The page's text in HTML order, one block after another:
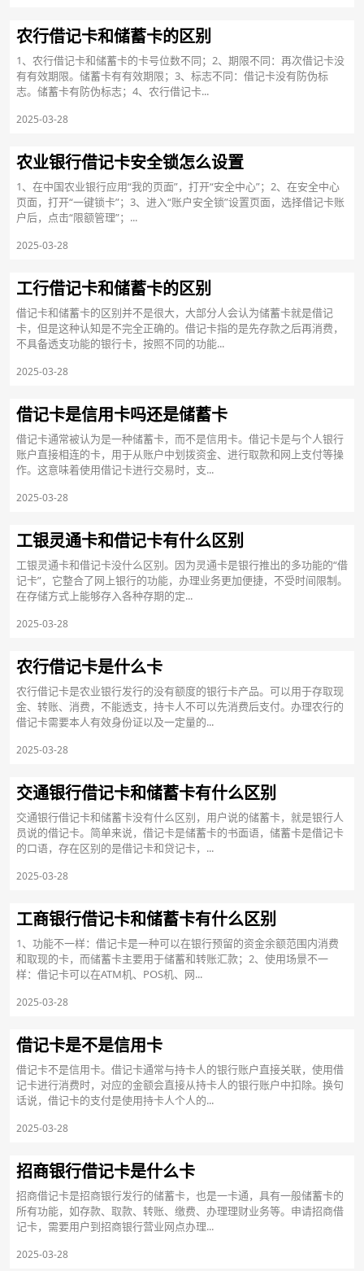
农行借记卡和储蓄卡的区别
1、农行借记卡和储蓄卡的卡号位数不同；2、期限不同：再次借记卡没
有有效期限。储蓄卡有有效期限；3、标志不同：借记卡没有防伪标
志。储蓄卡有防伪标志；4、农行借记卡...
2025-03-28
农业银行借记卡安全锁怎么设置
1、在中国农业银行应用“我的页面”，打开“安全中心”；2、在安全中心
页面，打开“一键锁卡”；3、进入“账户安全锁”设置页面，选择借记卡账
户后，点击“限额管理”；...
2025-03-28
工行借记卡和储蓄卡的区别
借记卡和储蓄卡的区别并不是很大，大部分人会认为储蓄卡就是借记
卡，但是这种认知是不完全正确的。借记卡指的是先存款之后再消费，
不具备透支功能的银行卡，按照不同的功能...
2025-03-28
借记卡是信用卡吗还是储蓄卡
借记卡通常被认为是一种储蓄卡，而不是信用卡。借记卡是与个人银行
账户直接相连的卡，用于从账户中划拨资金、进行取款和网上支付等操
作。这意味着使用借记卡进行交易时，支...
2025-03-28
工银灵通卡和借记卡有什么区别
工银灵通卡和借记卡没什么区别。因为灵通卡是银行推出的多功能的“借
记卡”，它整合了网上银行的功能，办理业务更加便捷，不受时间限制。
在存储方式上能够存入各种存期的定...
2025-03-28
农行借记卡是什么卡
农行借记卡是农业银行发行的没有额度的银行卡产品。可以用于存取现
金、转账、消费，不能透支，持卡人不可以先消费后支付。办理农行的
借记卡需要本人有效身份证以及一定量的...
2025-03-28
交通银行借记卡和储蓄卡有什么区别
交通银行借记卡和储蓄卡没有什么区别，用户说的储蓄卡，就是银行人
员说的借记卡。简单来说，借记卡是储蓄卡的书面语，储蓄卡是借记卡
的口语，存在区别的是借记卡和贷记卡，...
2025-03-28
工商银行借记卡和储蓄卡有什么区别
1、功能不一样：借记卡是一种可以在银行预留的资金余额范围内消费
和取现的卡，而储蓄卡主要用于储蓄和转账汇款；2、使用场景不一
样：借记卡可以在ATM机、POS机、网...
2025-03-28
借记卡是不是信用卡
借记卡不是信用卡。借记卡通常与持卡人的银行账户直接关联，使用借
记卡进行消费时，对应的金额会直接从持卡人的银行账户中扣除。换句
话说，借记卡的支付是使用持卡人个人的...
2025-03-28
招商银行借记卡是什么卡
招商借记卡是招商银行发行的储蓄卡，也是一卡通，具有一般储蓄卡的
所有功能，如存款、取款、转账、缴费、办理理财业务等。申请招商借
记卡，需要用户到招商银行营业网点办理...
2025-03-28